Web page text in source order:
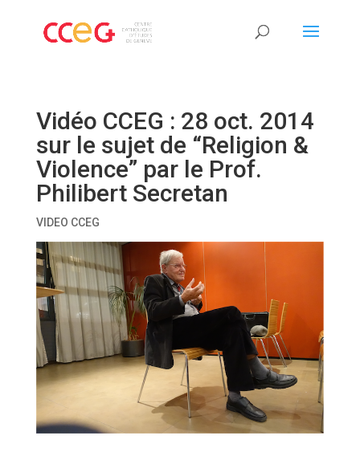
Vidéo CCEG : 28 oct. 2014
sur le sujet de “Religion &
Violence” par le Prof.
Philibert Secretan
VIDEO CCEG